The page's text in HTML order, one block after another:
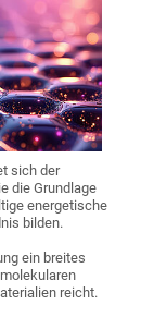
sich der
die Grundlage
energetische
bilden.
ein breites
reicht.